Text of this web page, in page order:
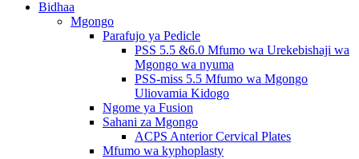
Bidhaa
Mgongo
Parafujo ya Pedicle
PSS 5.5 &6.0 Mfumo wa Urekebishaji wa
Mgongo wa nyuma
PSS-miss 5.5 Mfumo wa Mgongo
Uliovamia Kidogo
Ngome ya Fusion
Sahani za Mgongo
ACPS Anterior Cervical Plates
Mfumo wa kyphoplasty